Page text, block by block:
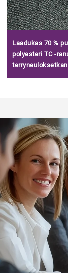
Laadukas 70 %
polyesteri TC -